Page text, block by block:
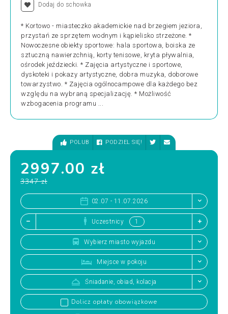
Dodaj do schowka
* Kortowo - miasteczko akademickie nad brzegiem jeziora,
przystań ze sprzętem wodnym i kąpielisko strzeżone. *
Nowoczesne obiekty sportowe: hala sportowa, boiska ze
sztuczną nawierzchnią, korty tenisowe, kryta pływalnia,
ośrodek jeździecki. * Zajęcia artystyczne i sportowe,
dyskoteki i pokazy artystyczne, dobra muzyka, doborowe
towarzystwo. * Zajęcia ogólnocampowe dla każdego bez
względu na wybraną specjalizację. * Możliwość
wzbogacenia programu ...
POLUB PODZIEL SIĘ!
2997.00 zł
3347 zł
02.07 - 11.07.2026
Uczestnicy
Wybierz miasto wyjazdu
Miejsce w pokoju
Śniadanie, obiad, kolacja
Dolicz opłaty obowiązkowe